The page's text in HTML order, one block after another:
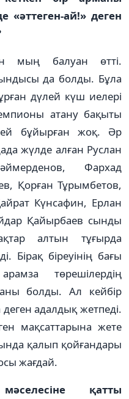
«әттеген-ай!» деген
мың­ балуан өтті.
да болды. Бұла
дүлей күш иелері
атану бақыты
бұйырған жоқ. Әр
жүл­де алған Руслан
Фархад
Қорған Тұрымбетов,
Күнсафин, Ерлан
Қайырбаев сынды
алтын тұ­ғырда
Бірақ біреуінің бағы
төрешілердің
болды. Ал кейбір
деген адалдық жетпеді.
мақсаттарына жете
қалып қойғандары
жағдай.
қатты